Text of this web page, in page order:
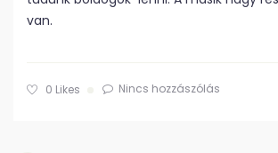
van.
0 Likes Nincs hozzászólás